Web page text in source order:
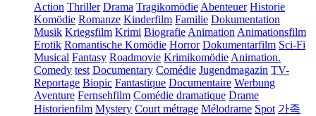
Action Thriller Drama TragikomödieAbenteuer Historie
Komödie Romanze Kinderfilm Familie Dokumentation
Musik Kriegsfilm Krimi BiografieAnimationAnimationsfilm
Erotik Romantische Komödie Horror Dokumentarfilm Sci-Fi
Musical Fantasy Roadmovie KrimikomödieAnimation.
Comedy test Documentary Comédie Jugendmagazin TV-
Reportage Biopic Fantastique Documentaire Werbung
Aventure Fernsehfilm Comédie dramatique Drame
Historienfilm Mystery Court métrage Mélodrame Spot 가족